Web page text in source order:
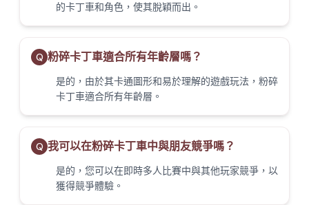
的卡丁車和角色，使其脫穎而出。
Q 粉碎卡丁車適合所有年齡層嗎？
是的，由於其卡通圖形和易於理解的遊戲玩法，粉碎
卡丁車適合所有年齡層。
Q 我可以在粉碎卡丁車中與朋友競爭嗎？
是的，您可以在即時多人比賽中與其他玩家競爭，以
獲得競爭體驗。